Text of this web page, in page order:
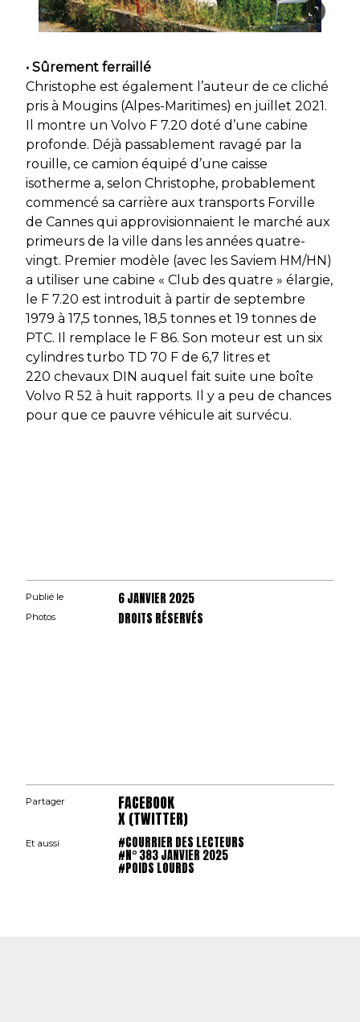
• Sûrement ferraillé
Christophe est également l’auteur de ce cliché
pris à Mougins (Alpes-Maritimes) en juillet 2021.
Il montre un Volvo F 7.20 doté d’une cabine
profonde. Déjà passablement ravagé par la
rouille, ce camion équipé d’une caisse
isotherme a, selon Christophe, probablement
commencé sa carrière aux transports Forville
de Cannes qui approvisionnaient le marché aux
primeurs de la ville dans les années quatre-
vingt. Premier modèle (avec les Saviem HM/HN)
a utiliser une cabine « Club des quatre » élargie,
le F 7.20 est introduit à partir de septembre
1979 à 17,5 tonnes, 18,5 tonnes et 19 tonnes de
PTC. Il remplace le F 86. Son moteur est un six
cylindres turbo TD 70 F de 6,7 litres et
220 chevaux DIN auquel fait suite une boîte
Volvo R 52 à huit rapports. Il y a peu de chances
pour que ce pauvre véhicule ait survécu.
Publié le 6 JANVIER 2025
Photos DROITS RÉSERVÉS
Partager FACEBOOK
X (TWITTER)
Et aussi #COURRIER DES LECTEURS
#N° 383 JANVIER 2025
#POIDS LOURDS